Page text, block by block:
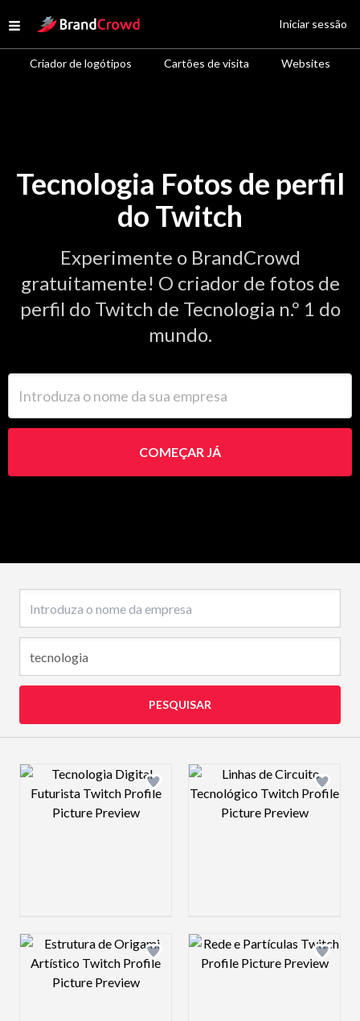
Open menu
Site Logo
Criador de logótipos Cartões de visita Websites
Iniciar sessão
Tecnologia Fotos de perfil
do Twitch
Experimente o BrandCrowd
gratuitamente! O criador de fotos de
perfil do Twitch de Tecnologia n.º 1 do
mundo.
COMEÇAR JÁ
PESQUISAR
Design preview image Design preview
Design preview image Design preview